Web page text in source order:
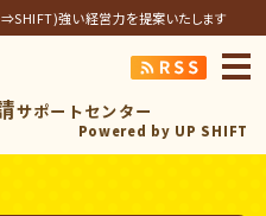
強い経営力を提案いたします
アップシフト合
サポートセンター
Powered by UP SHIFT